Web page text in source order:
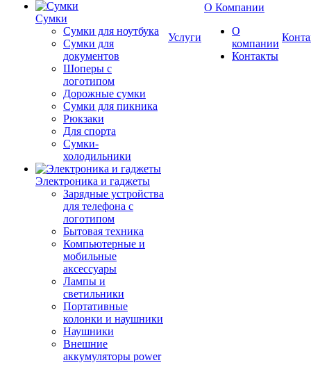
Сумки
Сумки для ноутбука
Сумки для
документов
Шоперы с
логотипом
Дорожные сумки
Сумки для пикника
Рюкзаки
Для спорта
Сумки-
холодильники
Электроника и гаджеты
Зарядные устройства
для телефона с
логотипом
Бытовая техника
Компьютерные и
мобильные
аксессуары
Лампы и
светильники
Портативные
колонки и наушники
Наушники
Внешние
аккумуляторы power
Услуги
О Компании
О
компании
Контакты